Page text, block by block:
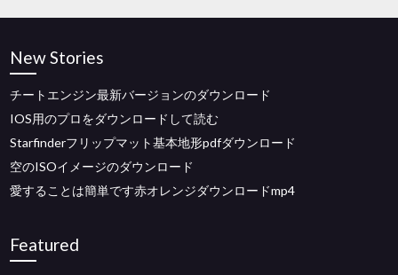
New Stories
チートエンジン最新バージョンのダウンロード
IOS用のプロをダウンロードして読む
Starfinderフリップマット基本地形pdfダウンロード
空のISOイメージのダウンロード
愛することは簡単です赤オレンジダウンロードmp4
Featured